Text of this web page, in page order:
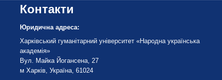
Контакти
Юридична адреса:
Харківський гуманітарний університет «Народна українська
академія»
Вул. Майка Йогансена, 27
м Харків, Україна, 61024